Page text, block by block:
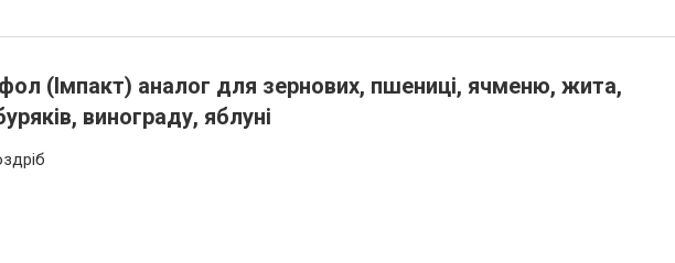
(Імпакт) аналог для зернових, пшениці, ячменю, жита,
винограду, яблуні